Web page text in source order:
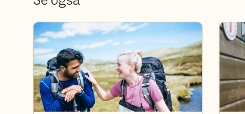
Bli frivillig i Sogn og Fjordane Bli